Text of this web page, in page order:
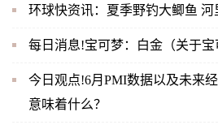
环球快资讯：夏季野钓大鲫鱼 河
每日消息!宝可梦：白金（关于宝
今日观点!6月PMI数据以及未来
意味着什么？